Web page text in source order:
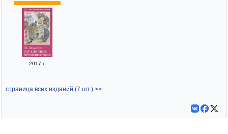
2017 г.
страница всех изданий (7 шт.) >>